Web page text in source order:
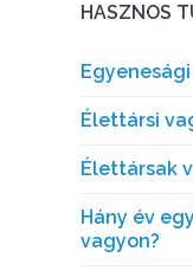
HASZNOS
Élettársi
Élettársak
Hány év
vagyon?